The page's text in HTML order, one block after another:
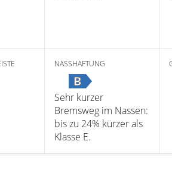
NASSHAFTUNG
B
Sehr kurzer
Bremsweg im Nassen:
bis zu 24% kürzer als
Klasse E.